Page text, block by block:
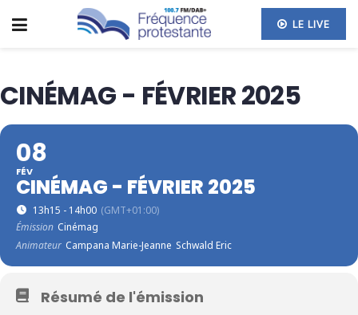
LE LIVE
CINÉMAG - FÉVRIER 2025
08
FÉV
CINÉMAG - FÉVRIER 2025
13h15 - 14h00 (GMT+01:00)
Émission Cinémag
Animateur Campana Marie-Jeanne Schwald Eric
Résumé de l'émission